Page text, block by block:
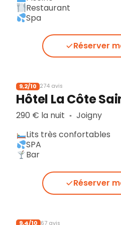
Restaurant
Spa
Réserver
9,2/10 274 avis
Hôtel La Côte
290 € la nuit ▪︎ Joigny
Lits très confortables
SPA
Bar
Réserver
9,4/10 67 avis